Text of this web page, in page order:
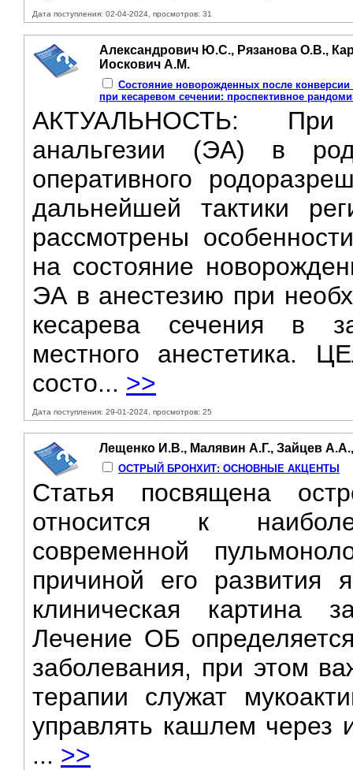
Дата поступления: 02-04-2024, просмотров: 31
Александрович Ю.С., Рязанова О.В.,
Иоскович А.М.
Состояние новорожденных после конверсии
при кесаревом сечении: проспективное
АКТУАЛЬНОСТЬ: При
анальгезии (ЭА) в
оперативного
дальнейшей тактики
рассмотрены
на состояние
ЭА в анестезию при
кесарева сечения в
местного анестетика.
состо... >>
Дата поступления: 29-01-2024, просмотров: 25
Лещенко И.В., Малявин А.Г., Зайцев
ОСТРЫЙ БРОНХИТ: ОСНОВНЫЕ АКЦЕНТЫ
Статья посвящена
относится к
современной
причиной его развития
клиническая картина
Лечение ОБ
заболевания, при этом
терапии служат
управлять кашлем через
... >>